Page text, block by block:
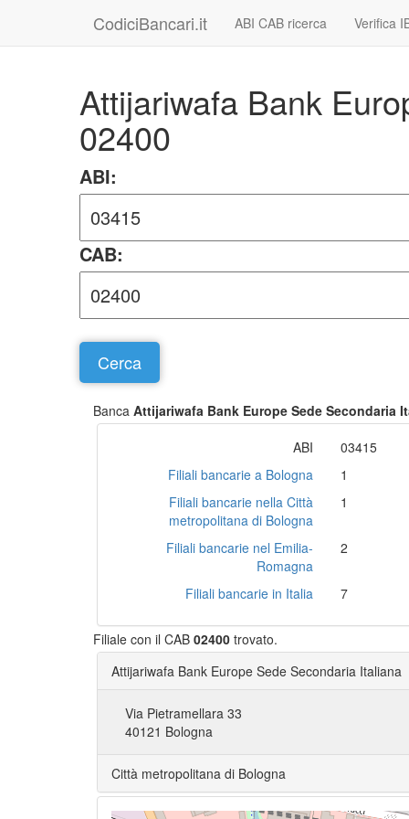
CodiciBancari.it ABI CAB ricerca Verifica
Attijariwafa Bank
02400
ABI:
CAB:
Banca Attijariwafa Bank Europe Sede Secondaria
ABI
03415
Filiali bancarie a Bologna
1
Filiali bancarie nella Città
metropolitana di Bologna
1
Filiali bancarie nel Emilia-
Romagna
2
Filiali bancarie in Italia 7
Filiale con il CAB 02400 trovato.
Attijariwafa Bank Europe Sede Secondaria Italiana
Via Pietramellara 33
40121 Bologna
Città metropolitana di Bologna